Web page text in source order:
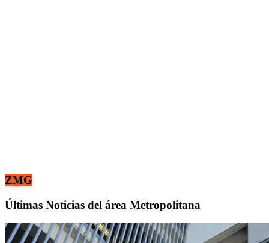
ZMG
Últimas Noticias del área Metropolitana